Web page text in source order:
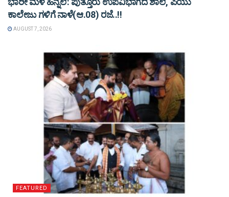
ಕಾಲೇಜು ಗಳಿಗೆ ನಾಳೆ(ಆ.08) ರಜೆ..!!
AUGUST 7, 2026
FEATURED